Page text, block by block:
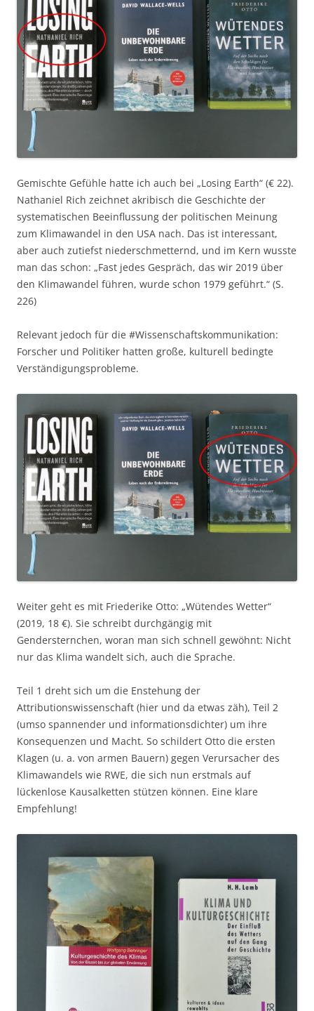
Gemischte Gefühle hatte ich auch bei „Losing Earth“ (€ 22).
Nathaniel Rich zeichnet akribisch die Geschichte der
systematischen Beeinflussung der politischen Meinung
zum Klimawandel in den USA nach. Das ist interessant,
aber auch zutiefst niederschmetternd, und im Kern wusste
man das schon: „Fast jedes Gespräch, das wir 2019 über
den Klimawandel führen, wurde schon 1979 geführt.“ (S.
226)
Relevant jedoch für die #Wissenschaftskommunikation:
Forscher und Politiker hatten große, kulturell bedingte
Verständigungsprobleme.
Weiter geht es mit Friederike Otto: „Wütendes Wetter“
(2019, 18 €). Sie schreibt durchgängig mit
Gendersternchen, woran man sich schnell gewöhnt: Nicht
nur das Klima wandelt sich, auch die Sprache.
Teil 1 dreht sich um die Enstehung der
Attributionswissenschaft (hier und da etwas zäh), Teil 2
(umso spannender und informationsdichter) um ihre
Konsequenzen und Macht. So schildert Otto die ersten
Klagen (u. a. von armen Bauern) gegen Verursacher des
Klimawandels wie RWE, die sich nun erstmals auf
lückenlose Kausalketten stützen können. Eine klare
Empfehlung!